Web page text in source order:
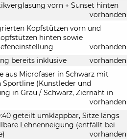
vorn + Sunset hinten
vorhanden
Kopfstützen vorn und
hinten sowie
vorhanden
bereits inklusive
vorhanden
aus Microfaser in Schwarz mit
(Kunstleder und
in Grau / Schwarz, Ziernaht in
vorhanden
geteilt umklappbar, Sitze längs
Lehnenneigung (entfällt bei
vorhanden